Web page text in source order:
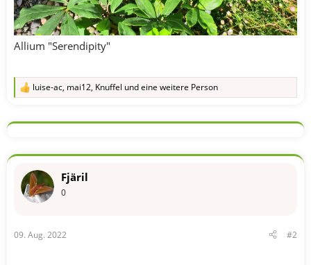
Allium "Serendipity"
R
k
o
e
n
luise-ac, mai12, Knuffel und eine weitere Person
Fjäril
0
09. Aug. 2022 #2